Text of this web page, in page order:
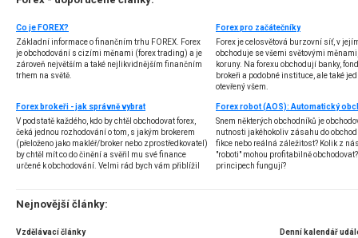
Co je FOREX?
Základní informace o finančním trhu FOREX. Forex
je obchodování s cizími měnami (forex trading) a je
zároveň největším a také nejlikvidnějším finančním
trhem na světě.
Forex pro začátečníky
Forex je celosvětová burzovní síť, v
obchoduje se všemi světovými
koruny. Na forexu obchodují banky,
brokeři a podobné instituce, ale také
otevřený všem.
Forex brokeři - jak správně vybrat
V podstatě každého, kdo by chtěl obchodovat forex,
čeká jednou rozhodování o tom, s jakým brokerem
(přeloženo jako makléř/broker nebo zprostředkovatel)
by chtěl mít co do činění a svěřil mu své finance
určené k obchodování. Velmi rád bych vám přiblížil
několik příkladů nejznámějších z nich.
Snem některých obchodníků je
nutnosti jakéhokoliv zásahu do
fikce nebo reálná záležitost? Kolik z
"roboti" mohou profitabilně
principech fungují?
Nejnovější články:
Vzdělávací články
Denní kalendář